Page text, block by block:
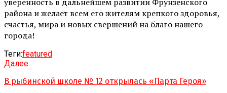
района и желает всем его жителям крепкого здоровья,
счастья, мира и новых свершений на благо нашего
города!
Теги:featured
Далее
В рыбинской школе № 12 открылась «Парта Героя»